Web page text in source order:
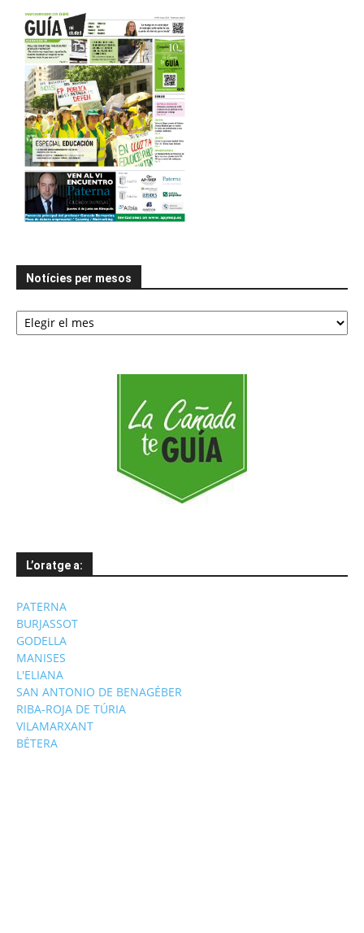
Notícies per mesos
Notícies
per
L’oratge a:
PATERNA
BURJASSOT
GODELLA
MANISES
L'ELIANA
SAN ANTONIO DE BENAGÉBER
RIBA-ROJA DE TÚRIA
VILAMARXANT
BÉTERA